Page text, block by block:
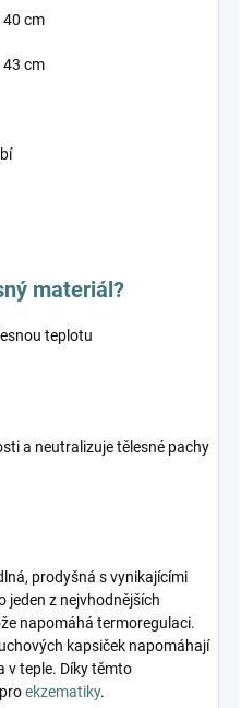
40 cm
43 cm
materiál?
teplotu
a neutralizuje tělesné pachy
prodyšná s vynikajícími
jeden z nejvhodnějších
napomáhá termoregulaci.
kapsiček napomáhají
v teple. Díky těmto
ekzematiky.